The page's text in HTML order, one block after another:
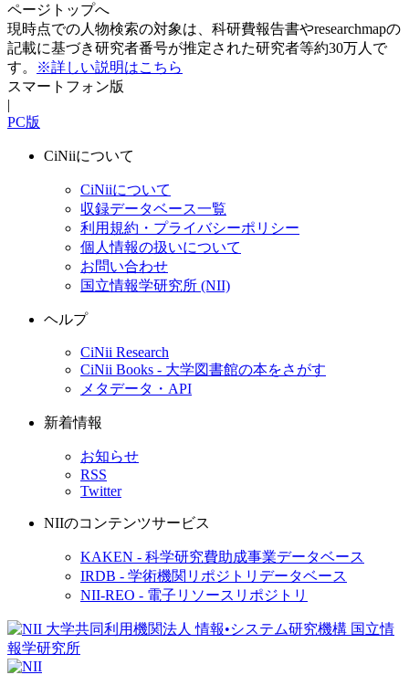
ページトップへ
現時点での人物検索の対象は、科研費報告書やresearchmapの
記載に基づき研究者番号が推定された研究者等約30万人で
す。
※詳しい説明はこちら
スマートフォン版
|
PC版
CiNiiについて
CiNiiについて
収録データベース一覧
利用規約・プライバシーポリシー
個人情報の扱いについて
お問い合わせ
国立情報学研究所 (NII)
ヘルプ
CiNii Research
CiNii Books - 大学図書館の本をさがす
メタデータ・API
新着情報
お知らせ
RSS
Twitter
NIIのコンテンツサービス
KAKEN - 科学研究費助成事業データベース
IRDB - 学術機関リポジトリデータベース
NII-REO - 電子リソースリポジトリ